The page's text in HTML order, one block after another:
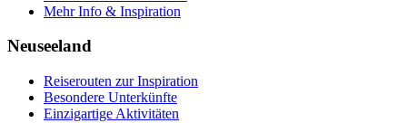
Mehr Info & Inspiration
Neuseeland
Reiserouten zur Inspiration
Besondere Unterkünfte
Einzigartige Aktivitäten